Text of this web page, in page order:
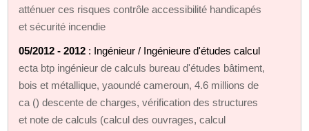
atténuer ces risques contrôle accessibilité handicapés
et sécurité incendie
05/2012 - 2012 : Ingénieur / Ingénieure d'études calcul
ecta btp ingénieur de calculs bureau d'études bâtiment,
bois et métallique, yaoundé cameroun, 4.6 millions de
ca () descente de charges, vérification des structures
et note de calculs (calcul des ouvrages, calcul